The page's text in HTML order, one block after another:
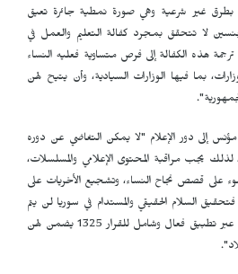
بطرق غير شرعية وهي صورة نمطية جائرة تعيق
لا تتحقق بمجرد كفالة التعليم والعمل في
هذه الكفالة إلى فرص متساوية فعليه النساء
بما فيها الوزارات السيادية، وأن يتيح لهن
إلى دور الإعلام "لا يمكن التغاضي عن دوره
لذلك يجب مراقبة المحتوى الإعلامي والمسلسلات،
على قصص نجاح النساء، وتشجيع الأخريات على
السلام الحقيقي والمستدام في سوريا لن يتم
دون مشاركة كاملة وعادلة للنساء عبر تطبيق فعال وشامل للقرار 1325 يضمن لهن